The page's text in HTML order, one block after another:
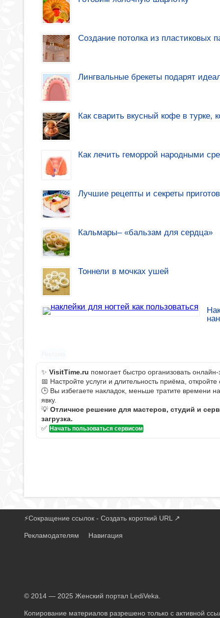
Создание потолка из пластиковых
Лингвальные брекеты подарят
Как сварить вкусный кофе в турке,
Как лечить геморрой народными
Лучшие рецепты и секреты
Кальмары– «бальзам для сердца»
Тоннели в мочках ушей
✨ VisitTime.ru помогает быстро организовать
📅 Настройте услуги и длительность приёма,
🕒 Вы избегаете накладок, меньше тратите времени
явку.
💡 Отличное решение для мастеров, студий и
загрузка.
✅ Начать пользоваться сервисом
⚡Сокращение ссылок - Создать короткий URL↗
Рекламодателям Навигация
© 2014 — 2025 Женский портал LediVeka.
Копирование материалов разрешено только с активной